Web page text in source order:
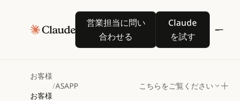
営業担当に問い
合わせる
営業担当に問い合わせる
Claude
を試す
Claude を試す
お客様
お客様
/ASAPP こちらをご覧ください
ASAPPが
をカ